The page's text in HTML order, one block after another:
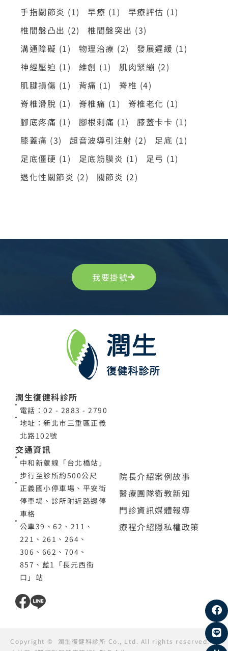
手指關節炎 (1) 早療 (1) 早療評估 (1)
椎間盤凸出 (2) 椎間盤突出 (3)
溝通障礙 (1) 物理治療 (2) 發展遲緩 (1)
神經壓迫 (1) 維創 (1) 肌肉緊繃 (2)
肌腱損傷 (1) 背痛 (1) 脊椎 (4)
脊椎滑脫 (1) 脊椎痛 (1) 脊椎老化 (1)
腳底疼痛 (1) 腳根刺痛 (1) 膝蓋卡卡 (1)
膝蓋痛 (3) 超音波導引注射 (2) 足底 (1)
足底僵硬 (1) 足底筋膜炎 (1) 足弓 (1)
退化性關節炎 (2) 關節炎 (2)
我要掛號
潤生復健科診所
電話：02 - 2883 - 2790
地址：新北市三重區正義
北路102號
交通資訊
中和新蘆線「台北橋站」
步行至診所約500公尺
正義國小停車場、平安街
停車場、診所附近路邊停
車格
公車39、62、211、
221、261、264、
306、662、704、
857、藍1「長元西街
口」站
院長介紹
醫療團隊
門診資訊
療程介紹
案例故事
衛教新知
媒體報導
隱私權政策
Copyright © 潤生復健科診所 Co., Ltd. All rights reserved.